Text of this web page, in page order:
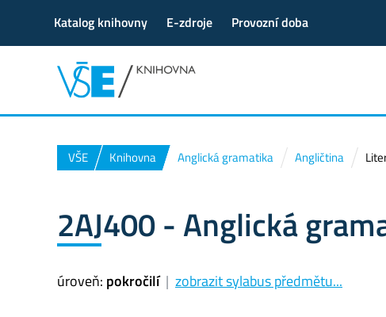
Katalog knihovny E-zdroje Provozní doba
VŠE Knihovna Anglická gramatika Angličtina
2AJ400 - Anglická
úroveň: pokročilí | zobrazit sylabus předmětu...